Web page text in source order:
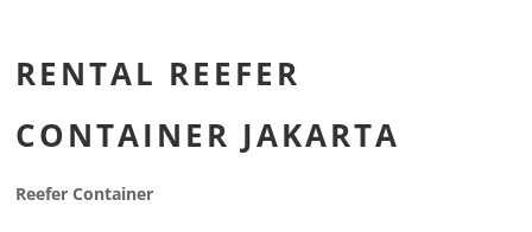
RENTAL REEFER
CONTAINER JAKARTA
Reefer Container